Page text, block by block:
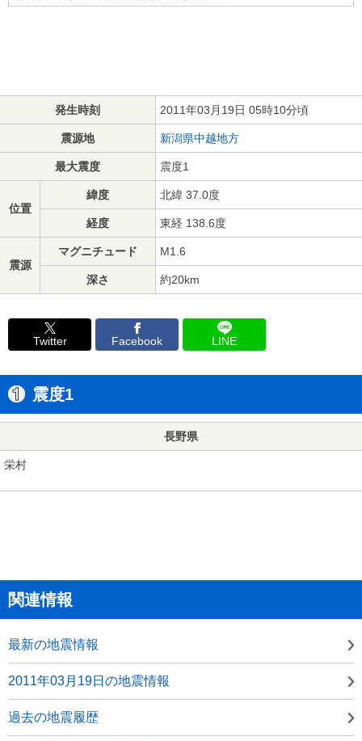
発生時刻 2011年03月19日 05時10分頃
震源地 新潟県中越地方
最大震度 震度1
位置
緯度 北緯 37.0度
経度 東経 138.6度
震源
マグニチュード M1.6
深さ 約20km
Twitter Facebook LINE
震度1
長野県
栄村
関連情報
最新の地震情報
2011年03月19日の地震情報
過去の地震履歴